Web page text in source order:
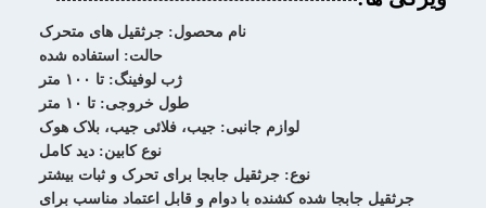
نام محصول: جرثقیل های متحرک
حالت: استفاده شده
ژب لوفینگ: تا ۱۰۰ متر
طول خروجی: تا ۱۰ متر
لوازم جانبی: جیب، فلائی جیب، بلاک هوک
نوع کابین: دید کامل
نوع: جرثقیل جابجا برای تحرک و ثبات بیشتر
جرثقیل جابجا شده کشنده با دوام و قابل اعتماد مناسب برای